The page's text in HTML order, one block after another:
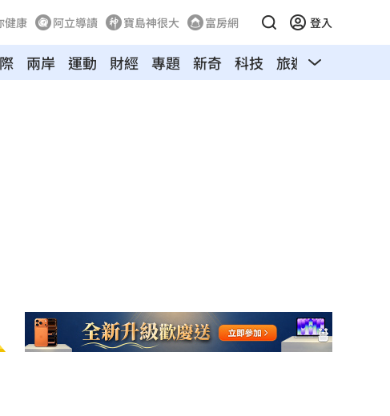
健康 阿立導讀 寶島神很大 富房網 登入
兩岸 運動 財經 專題 新奇 科技 旅遊 汽車